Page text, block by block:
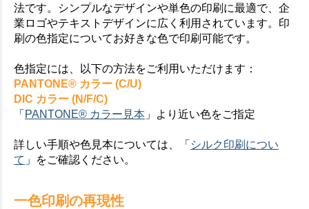
お買い物を続ける カートへ進む
法です。シンプルなデザインや単色の印刷に最適で、企
業ロゴやテキストデザインに広く利用されています。印
刷の色指定についてお好きな色で印刷可能です。
色指定には、以下の方法をご利用いただけます：
PANTONE® カラー (C/U)
DIC カラー (N/F/C)
「 PANTONE® カラー見本 」より近い色をご指定
詳しい手順や色見本については、「 シルク印刷につい
て 」をご確認ください。
一色印刷の再現性